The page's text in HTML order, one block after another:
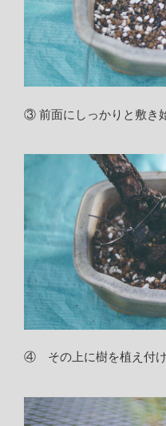
③ 前面にしっかりと敷き
④ その上に樹を植え付け